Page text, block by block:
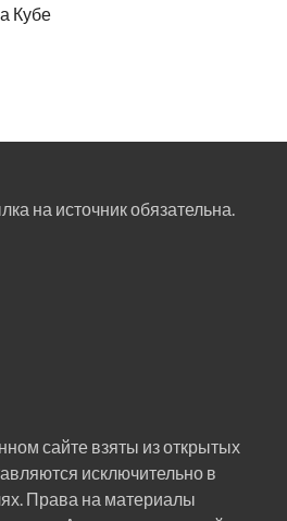
Кубе
на источник обязательна.
сайте взяты из открытых
исключительно в
Права на материалы